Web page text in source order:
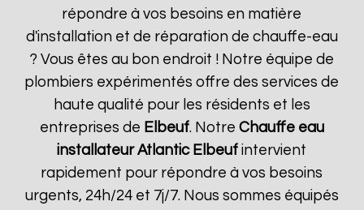
répondre à vos besoins en matière
d'installation et de réparation de chauffe-eau
? Vous êtes au bon endroit ! Notre équipe de
plombiers expérimentés offre des services de
haute qualité pour les résidents et les
entreprises de Elbeuf. Notre Chauffe eau
installateur Atlantic Elbeuf intervient
rapidement pour répondre à vos besoins
urgents, 24h/24 et 7j/7. Nous sommes équipés